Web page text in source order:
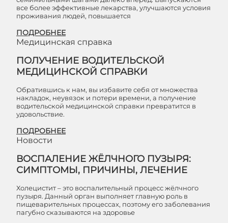
все более эффективные лекарства, улучшаются условия
проживания людей, повышается
ПОДРОБНЕЕ
Медицинская справка
ПОЛУЧЕНИЕ ВОДИТЕЛЬСКОЙ
МЕДИЦИНСКОЙ СПРАВКИ
Обратившись к нам, вы избавите себя от множества
накладок, неувязок и потери времени, а получение
водительской медицинской справки превратится в
удовольствие.
ПОДРОБНЕЕ
Новости
ВОСПАЛЕНИЕ ЖЁЛЧНОГО ПУЗЫРЯ:
СИМПТОМЫ, ПРИЧИНЫ, ЛЕЧЕНИЕ
Холецистит – это воспалительный процесс жёлчного
пузыря. Данный орган выполняет главную роль в
пищеварительных процессах, поэтому его заболевания
пагубно сказываются на здоровье